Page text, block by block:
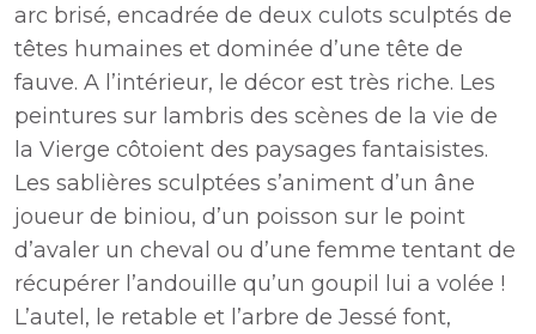
arc brisé, encadrée de deux culots sculptés de
têtes humaines et dominée d’une tête de
fauve. A l’intérieur, le décor est très riche. Les
peintures sur lambris des scènes de la vie de
la Vierge côtoient des paysages fantaisistes.
Les sablières sculptées s’animent d’un âne
joueur de biniou, d’un poisson sur le point
d’avaler un cheval ou d’une femme tentant de
récupérer l’andouille qu’un goupil lui a volée !
L’autel, le retable et l’arbre de Jessé font,